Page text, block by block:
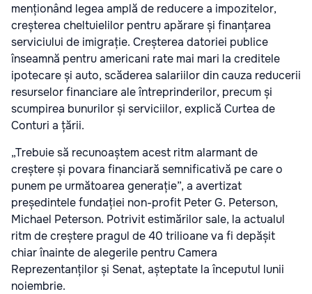
menționând legea amplă de reducere a impozitelor,
creșterea cheltuielilor pentru apărare și finanțarea
serviciului de imigrație. Creșterea datoriei publice
înseamnă pentru americani rate mai mari la creditele
ipotecare și auto, scăderea salariilor din cauza reducerii
resurselor financiare ale întreprinderilor, precum și
scumpirea bunurilor și serviciilor, explică Curtea de
Conturi a țării.
„Trebuie să recunoaștem acest ritm alarmant de
creștere și povara financiară semnificativă pe care o
punem pe următoarea generație”, a avertizat
președintele fundației non-profit Peter G. Peterson,
Michael Peterson. Potrivit estimărilor sale, la actualul
ritm de creștere pragul de 40 trilioane va fi depășit
chiar înainte de alegerile pentru Camera
Reprezentanților și Senat, așteptate la începutul lunii
noiembrie.